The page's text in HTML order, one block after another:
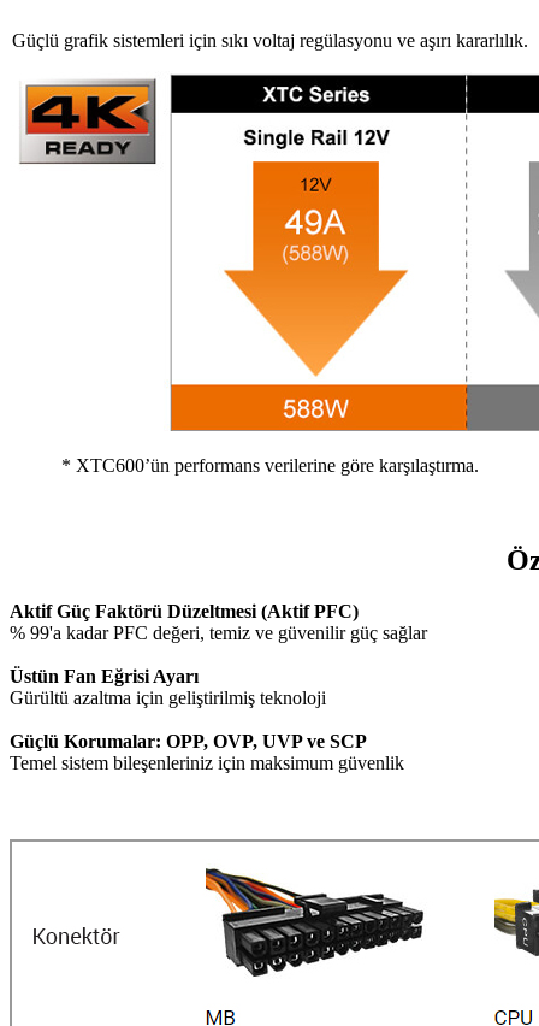
Güçlü grafik sistemleri için sıkı voltaj regülasyonu ve aşırı kararlılık.
* XTC600’ün performans verilerine göre karşılaştırma.
Aktif Güç Faktörü Düzeltmesi (Aktif PFC)
% 99'a kadar PFC değeri, temiz ve güvenilir güç sağlar
Üstün Fan Eğrisi Ayarı
Gürültü azaltma için geliştirilmiş teknoloji
Güçlü Korumalar: OPP, OVP, UVP ve SCP
Temel sistem bileşenleriniz için maksimum güvenlik